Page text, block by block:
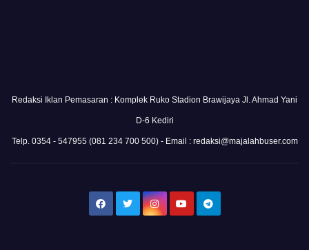
Redaksi Iklan Pemasaran : Komplek Ruko Stadion Brawijaya Jl. Ahmad Yani
D-6 Kediri
Telp. 0354 - 547955 (081 234 700 500) - Email : redaksi@majalahbuser.com